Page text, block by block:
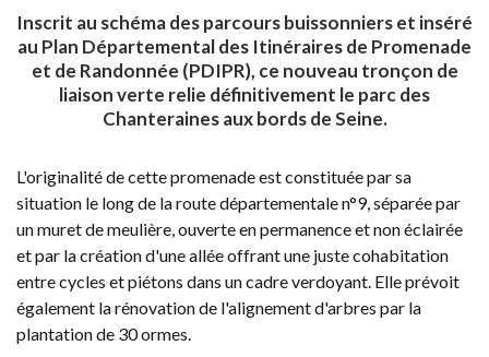
Inscrit au schéma des parcours buissonniers et inséré
au Plan Départemental des Itinéraires de Promenade
et de Randonnée (PDIPR), ce nouveau tronçon de
liaison verte relie définitivement le parc des
Chanteraines aux bords de Seine.
L'originalité de cette promenade est constituée par sa
situation le long de la route départementale n°9, séparée par
un muret de meulière, ouverte en permanence et non éclairée
et par la création d'une allée offrant une juste cohabitation
entre cycles et piétons dans un cadre verdoyant. Elle prévoit
également la rénovation de l'alignement d'arbres par la
plantation de 30 ormes.